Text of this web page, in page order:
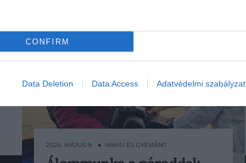
CONFIRM
Data Deletion Data Access Adatvédelmi szabályzat
2024. MÁJUS 9. ● HAMU ÉS GYÉMÁNT
1 2 3 Következő